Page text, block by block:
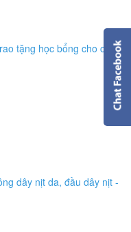
tặng học bổng cho các
dây nịt da, đầu dây nịt -